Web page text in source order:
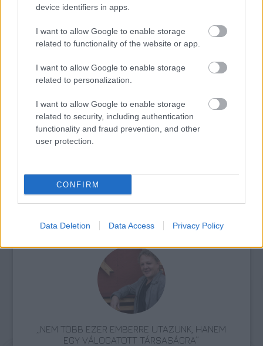
device identifiers in apps.
I want to allow Google to enable storage
related to functionality of the website or app.
I want to allow Google to enable storage
related to personalization.
I want to allow Google to enable storage
related to security, including authentication
functionality and fraud prevention, and other
user protection.
CONFIRM
Data Deletion Data Access Privacy Policy
Rendezvény Bor Etyek Gasztro
SZAVAKKAL FESTENI
ZÁRT A DOMBOS FEST
„NEM TÖBB EZER EMBERRE UTAZUNK, HANEM
EGY VÁLOGATOTT TÁRSASÁGRA”